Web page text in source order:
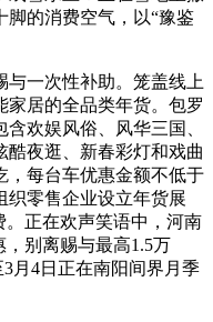
脚的消费空气，以“豫鉴
一次性补助。笼盖线上
家居的全品类年货。包罗
欢娱风俗、风华三国、
酷夜逛、新春彩灯和戏曲
，每台车优惠金额不低于
织零售企业设立年货展
。正在欢声笑语中，河南
别离赐与最高1.5万
月4日正在南阳间界月季